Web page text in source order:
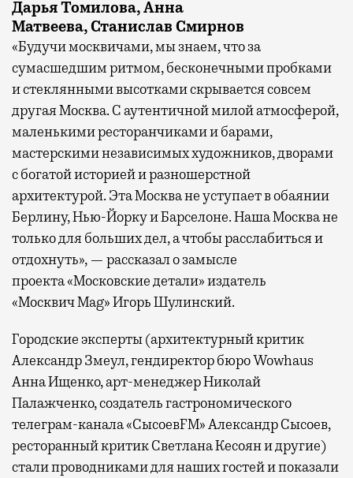
Дарья Томилова, Анна
Матвеева, Станислав Смирнов
«Будучи москвичами, мы знаем, что за
сумасшедшим ритмом, бесконечными пробками
и стеклянными высотками скрывается совсем
другая Москва. С аутентичной милой атмосферой,
маленькими ресторанчиками и барами,
мастерскими независимых художников, дворами
с богатой историей и разношерстной
архитектурой. Эта Москва не уступает в обаянии
Берлину, Нью-Йорку и Барселоне. Наша Москва не
только для больших дел, а чтобы расслабиться и
отдохнуть», — рассказал о замысле
проекта «Московские детали» издатель
«Москвич Mag» Игорь Шулинский.
Городские эксперты (архитектурный критик
Александр Змеул, гендиректор бюро Wowhaus
Анна Ищенко, арт-менеджер Николай
Палажченко, создатель гастрономического
телеграм-канала «СысоевFM» Александр Сысоев,
ресторанный критик Светлана Кесоян и другие)
стали проводниками для наших гостей и показали